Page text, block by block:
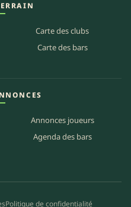
Carte des clubs
Carte des bars
Annonces joueurs
Agenda des bars
Politique de confidentialité